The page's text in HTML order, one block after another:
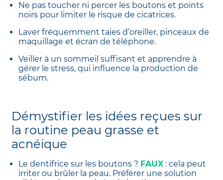
Ne pas toucher ni percer les boutons et points
noirs pour limiter le risque de cicatrices.
Laver fréquemment taies d’oreiller, pinceaux de
maquillage et écran de téléphone.
Veiller à un sommeil suffisant et apprendre à
gérer le stress, qui influence la production de
sébum.
Démystifier les idées reçues sur
la routine peau grasse et
acnéique
Le dentifrice sur les boutons ? FAUX: cela peut
irriter ou brûler la peau. Préférer une solution